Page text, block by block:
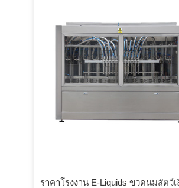
ราคาโรงงาน E-Liquids ขวดนมสัตว์